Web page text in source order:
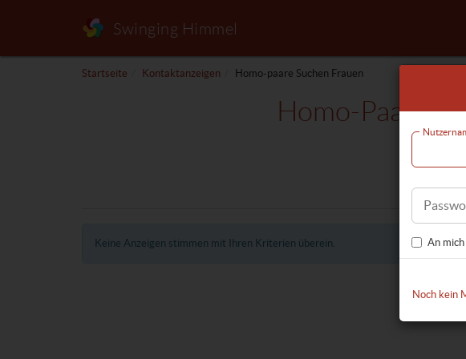
Swinging Himmel
Startseite Kontaktanzeigen Homo-paare Suchen Frauen
Homo-Paare
Keine Anzeigen stimmen mit Ihren Kriterien überein. An
Noch kein